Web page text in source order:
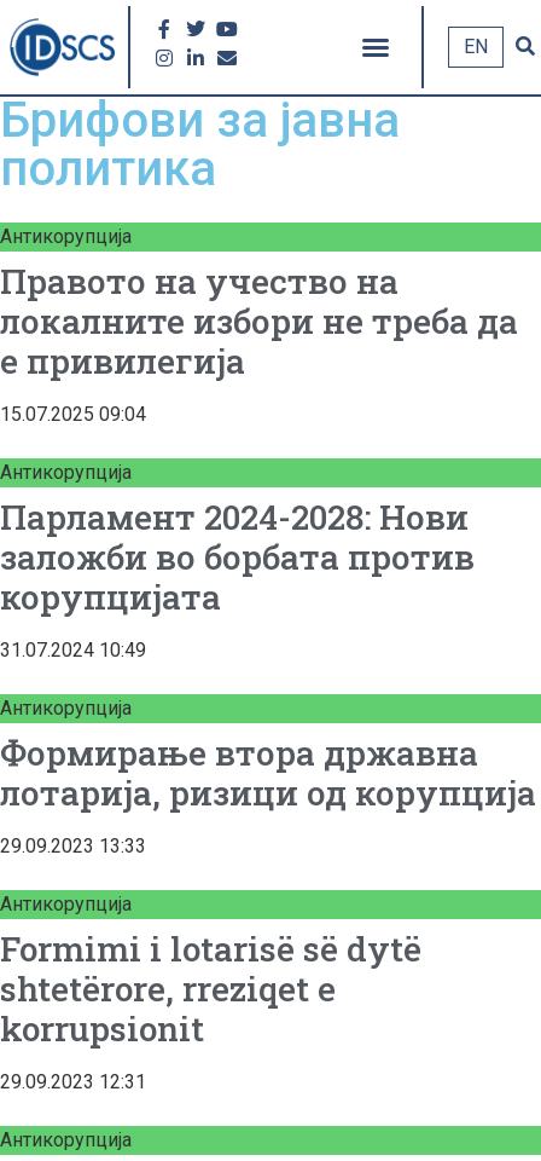
EN
Брифови за јавна
политика
Антикорупција
Правото на учество на
локалните избори не треба да
е привилегија
15.07.2025 09:04
Антикорупција
Парламент 2024-2028: Нови
заложби во борбата против
корупцијата
31.07.2024 10:49
Антикорупција
Формирање втора државна
лотарија, ризици од корупција
29.09.2023 13:33
Антикорупција
Formimi i lotarisë së dytë
shtetërore, rreziqet e
korrupsionit
29.09.2023 12:31
Антикорупција